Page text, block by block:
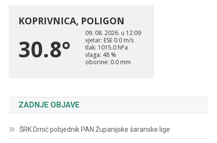
ZADNJE OBJAVE
ŠRK Drnić pobjednik PAN Županijske šaranske lige